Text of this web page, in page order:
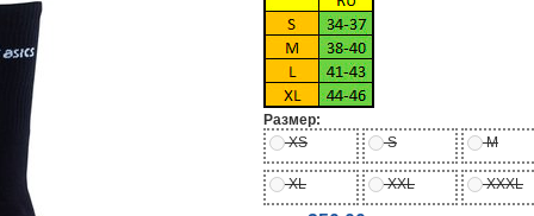
Размер:
XS
S M
XL XXL XXXL